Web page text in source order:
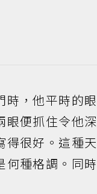
時，他平時的眼
眼便抓住令他深
得很好。這種天
何種格調。同時